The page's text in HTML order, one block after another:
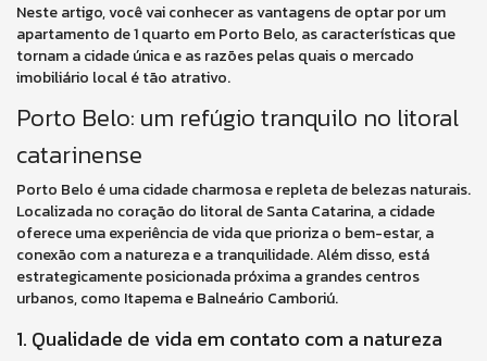
Neste artigo, você vai conhecer as vantagens de optar por um
apartamento de 1 quarto em Porto Belo, as características que
tornam a cidade única e as razões pelas quais o mercado
imobiliário local é tão atrativo.
Porto Belo: um refúgio tranquilo no litoral
catarinense
Porto Belo é uma cidade charmosa e repleta de belezas naturais.
Localizada no coração do litoral de Santa Catarina, a cidade
oferece uma experiência de vida que prioriza o bem-estar, a
conexão com a natureza e a tranquilidade. Além disso, está
estrategicamente posicionada próxima a grandes centros
urbanos, como Itapema e Balneário Camboriú.
1. Qualidade de vida em contato com a natureza